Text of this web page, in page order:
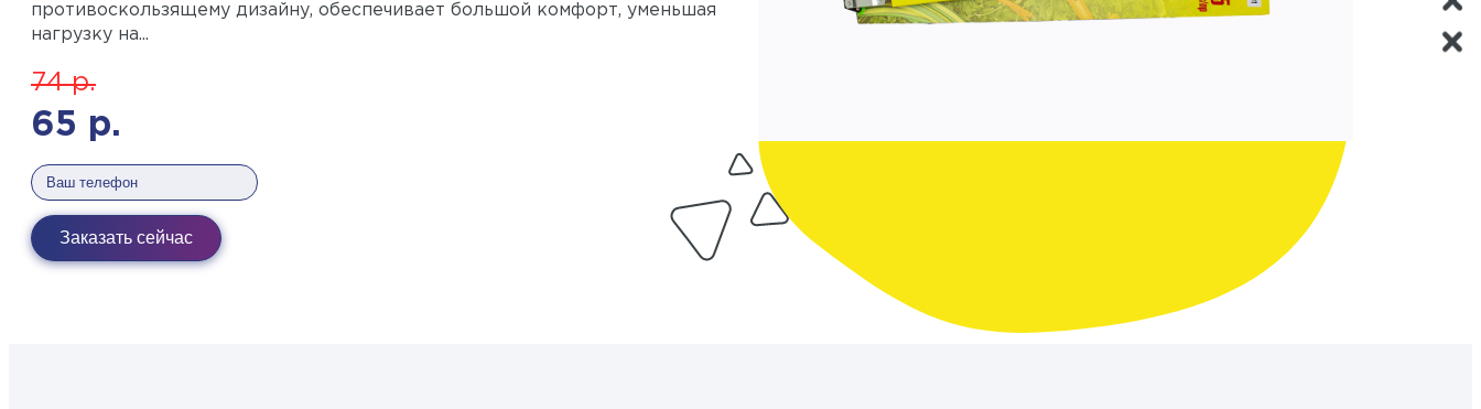
противоскользящему дизайну, обеспечивает большой комфорт, уменьшая
нагрузку на...
74р.
65 р.
Заказать сейчас